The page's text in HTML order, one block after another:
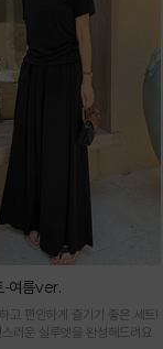
-여름ver.
고 편안하게 즐기기 좋은 세트!
러운 실루엣을 완성해드려요